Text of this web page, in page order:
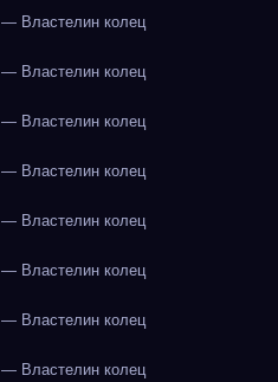
Властелин колец
Властелин колец
Властелин колец
Властелин колец
Властелин колец
Властелин колец
Властелин колец
Властелин колец